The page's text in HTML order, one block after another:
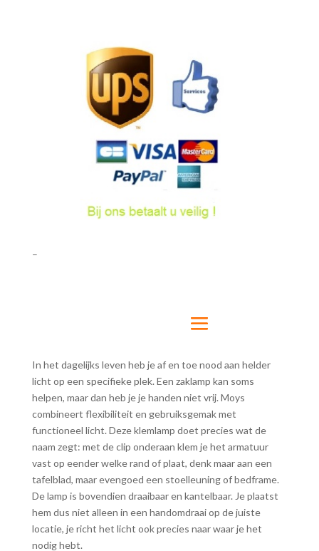
–
In het dagelijks leven heb je af en toe nood aan helder
licht op een specifieke plek. Een zaklamp kan soms
helpen, maar dan heb je je handen niet vrij. Moys
combineert flexibiliteit en gebruiksgemak met
functioneel licht. Deze klemlamp doet precies wat de
naam zegt: met de clip onderaan klem je het armatuur
vast op eender welke rand of plaat, denk maar aan een
tafelblad, maar evengoed een stoelleuning of bedframe.
De lamp is bovendien draaibaar en kantelbaar. Je plaatst
hem dus niet alleen in een handomdraai op de juiste
locatie, je richt het licht ook precies naar waar je het
nodig hebt.